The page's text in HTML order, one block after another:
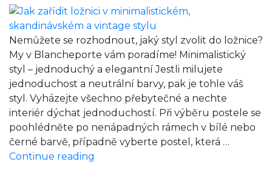
Nemůžete se rozhodnout, jaký styl zvolit do ložnice?
My v Blancheporte vám poradíme! Minimalistický
styl – jednoduchý a elegantní Jestli milujete
jednoduchost a neutrální barvy, pak je tohle váš
styl. Vyházejte všechno přebytečné a nechte
interiér dýchat jednoduchostí. Při výběru postele se
poohlédněte po nenápadných rámech v bílé nebo
černé barvě, případně vyberte postel, která …
Continue reading